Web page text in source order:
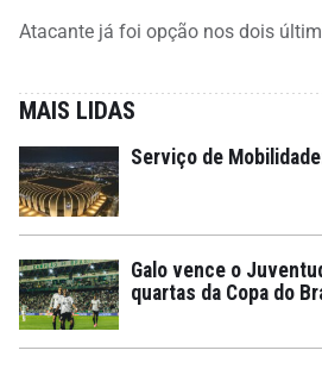
Atacante já foi opção nos dois
MAIS LIDAS
Serviço de
Galo vence o
quartas da Copa do